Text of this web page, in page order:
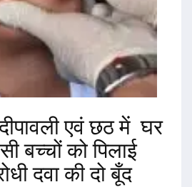
एवं छठ में घर
बच्चों को पिलाई
दवा की दो बूँद